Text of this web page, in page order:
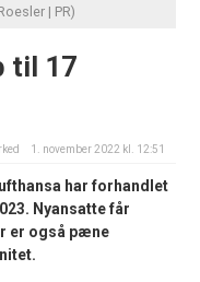
| PR)
til 17
1. november 2022 kl. 12:51
har forhandlet
Nyansatte får
er også pæne